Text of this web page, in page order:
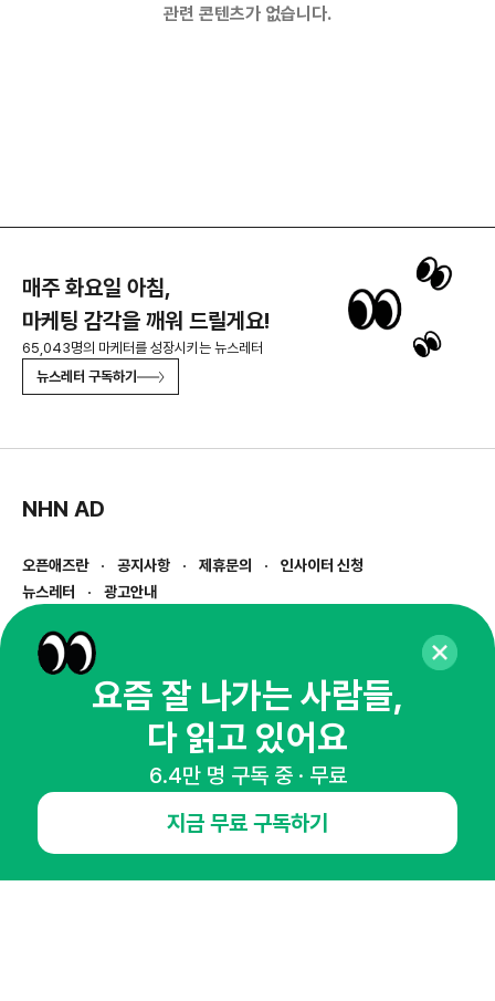
관련 콘텐츠가 없습니다.
매주 화요일 아침,
마케팅 감각을 깨워 드릴게요!
65,043명의 마케터를 성장시키는 뉴스레터
뉴스레터 구독하기
NHN AD
오픈애즈란 공지사항 제휴문의
인사이터 신청
뉴스레터
광고안내
경기도 성남시 분당구 대왕판교로645번길 16
사업자등록번호 : 144-81-27690(
통신판매업신고번호 : 2014-경기성남-1023
호스팅서비스사업자 : 오픈애즈
1800-2198
openads@openads.co.kr
이용약관
instagramthreadkakaotalk
요즘 잘 나가는 사람들,
다 읽고 있어요
6.4만 명 구독 중 · 무료
지금 무료 구독하기